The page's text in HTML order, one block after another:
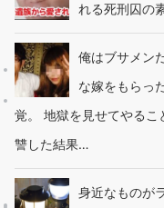
れる死刑囚の
俺はブサメン
な嫁をもらっ
覚。 地獄を見せてやるこ
讐した結果…
身近なものが